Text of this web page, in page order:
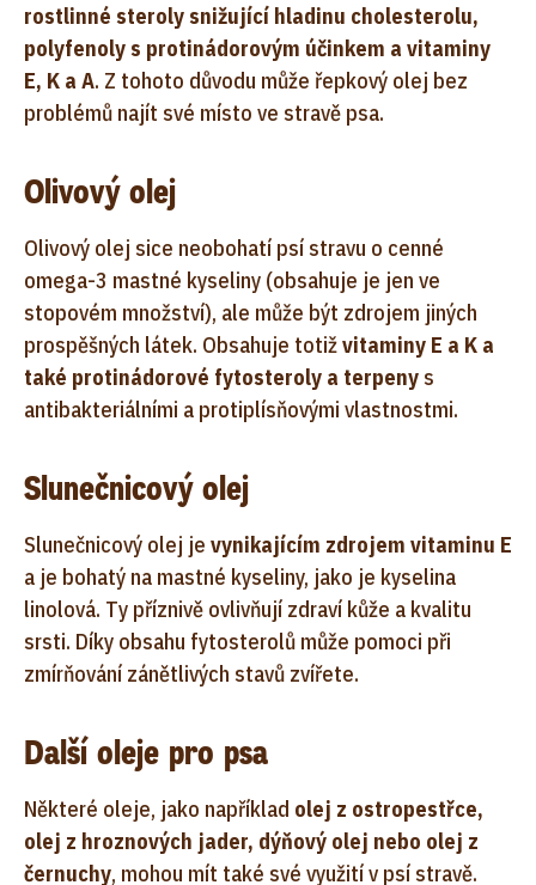
rostlinné steroly snižující hladinu cholesterolu,
polyfenoly s protinádorovým účinkem a vitaminy
E, K a A. Z tohoto důvodu může řepkový olej bez
problémů najít své místo ve stravě psa.
Olivový olej
Olivový olej sice neobohatí psí stravu o cenné
omega-3 mastné kyseliny (obsahuje je jen ve
stopovém množství), ale může být zdrojem jiných
prospěšných látek. Obsahuje totižvitaminy E a K a
také protinádorové fytosteroly a terpeny s
antibakteriálními a protiplísňovými vlastnostmi.
Slunečnicový olej
Slunečnicový olej je vynikajícím zdrojem vitaminu E
a je bohatý na mastné kyseliny, jako je kyselina
linolová. Ty příznivě ovlivňují zdraví kůže a kvalitu
srsti. Díky obsahu fytosterolů může pomoci při
zmírňování zánětlivých stavů zvířete.
Další oleje pro psa
Některé oleje, jako například olej z ostropestřce,
olej z hroznových jader, dýňový olej nebo olej z
černuchy, mohou mít také své využití v psí stravě.